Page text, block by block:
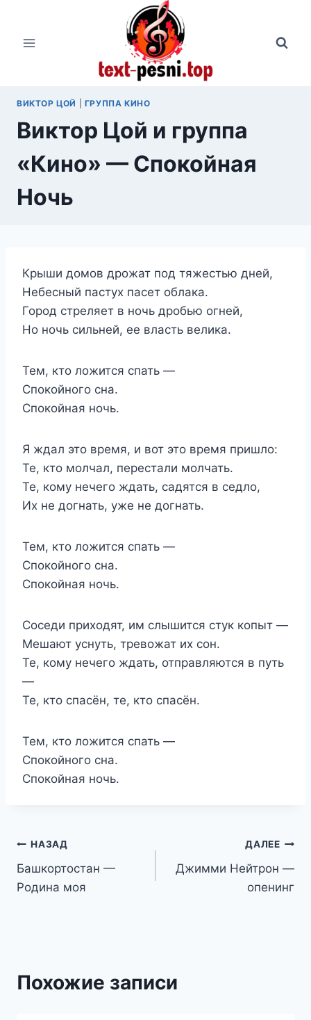
содержимому
ВИКТОР ЦОЙ ГРУППА КИНО
Виктор Цой и группа
«Кино» — Спокойная
Ночь
Крыши домов дрожат под тяжестью дней,
Небесный пастух пасет облака.
Город стреляет в ночь дробью огней,
Но ночь сильней, ее власть велика.
Тем, кто ложится спать —
Спокойного сна.
Спокойная ночь.
Я ждал это время, и вот это время пришло:
Те, кто молчал, перестали молчать.
Те, кому нечего ждать, садятся в седло,
Их не догнать, уже не догнать.
Тем, кто ложится спать —
Спокойного сна.
Спокойная ночь.
Соседи приходят, им слышится стук копыт —
Мешают уснуть, тревожат их сон.
Те, кому нечего ждать, отправляются в путь
—
Те, кто спасён, те, кто спасён.
Тем, кто ложится спать —
Спокойного сна.
Спокойная ночь.
Навигация
по
НАЗАД
Башкортостан —
Родина моя
ДАЛЕЕ
Джимми Нейтрон —
опенинг
Похожие записи